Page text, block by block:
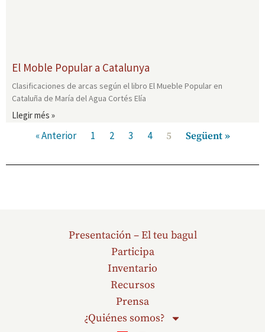
El Moble Popular a Catalunya
Clasificaciones de arcas según el libro El Mueble Popular en
Cataluña de María del Agua Cortés Elía
Llegir més »
« Anterior 1 2 3 4 5 Següent »
Presentación – El teu bagul
Participa
Inventario
Recursos
Prensa
¿Quiénes somos?